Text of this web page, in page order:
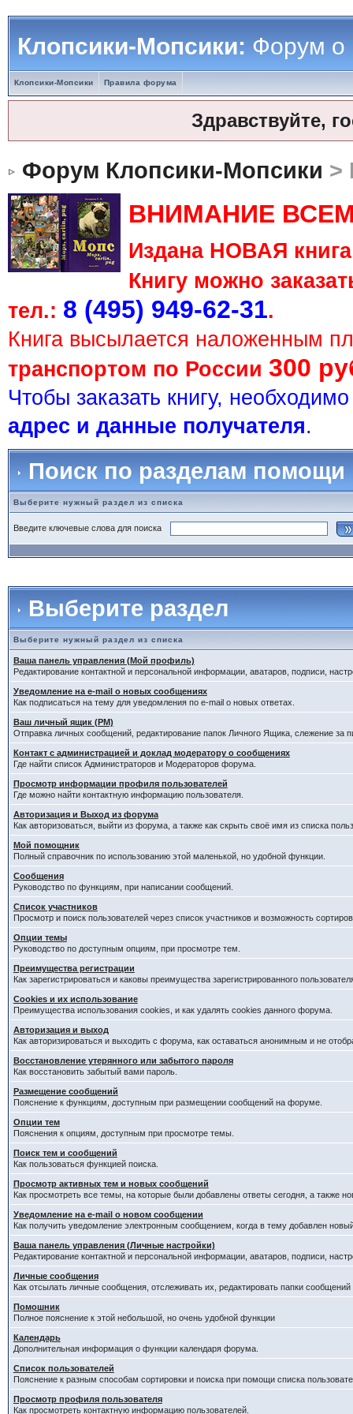
Клопсики-Мопсики:Форум о
Клопсики-Мопсики Правила форума
Здравствуйте,
Форум Клопсики-Мопсики >
ВНИМАНИЕ
Издана НОВАЯ
Книгу можно
тел.: 8 (495) 949-62-31.
Книга высылается наложенным
транспортом по России 300
Чтобы заказать книгу,
адрес и данные получателя.
Поиск по разделам помощи
Выберите нужный раздел из списка
Введите ключевые слова для поиска
Выберите раздел
Выберите нужный раздел из списка
Ваша панель управления (Мой профиль)
Редактирование контактной и персональной информации, аватаров, подписи,
Уведомление на e-mail о новых сообщениях
Как подписаться на тему для уведомления по e-mail о новых ответах.
Ваш личный ящик (PM)
Отправка личных сообщений, редактирование папок Личного Ящика, слежение за
Контакт с администрацией и доклад модератору о сообщениях
Где найти список Администраторов и Модераторов форума.
Просмотр информации профиля пользователей
Где можно найти контактную информацию пользователя.
Авторизация и Выход из форума
Как авторизоваться, выйти из форума, а также как скрыть своё имя из списка
Мой помощник
Полный справочник по использованию этой маленькой, но удобной функции.
Сообщения
Руководство по функциям, при написании сообщений.
Список участников
Просмотр и поиск пользователей через список участников и возможность
Опции темы
Руководство по доступным опциям, при просмотре тем.
Преимущества регистрации
Как зарегистрироваться и каковы преимущества зарегистрированного
Cookies и их использование
Преимущества использования cookies, и как удалять cookies данного форума.
Авторизация и выход
Как авторизироваться и выходить с форума, как оставаться анонимным и не
Восстановление утерянного или забытого пароля
Как восстановить забытый вами пароль.
Размещение сообщений
Пояснение к функциям, доступным при размещении сообщений на форуме.
Опции тем
Пояснения к опциям, доступным при просмотре темы.
Поиск тем и сообщений
Как пользоваться функцией поиска.
Просмотр активных тем и новых сообщений
Как просмотреть все темы, на которые были добавлены ответы сегодня, а также
Уведомление на е-mail о новом сообщении
Как получить уведомление электронным сообщением, когда в тему добавлен
Ваша панель управления (Личные настройки)
Редактирование контактной и персональной информации, аватаров, подписи,
Личные сообщения
Как отсылать личные сообщения, отслеживать их, редактировать папки
Помошник
Полное пояснение к этой небольшой, но очень удобной функции
Календарь
Дополнительная информация о функции календаря форума.
Список пользователей
Пояснение к разным способам сортировки и поиска при помощи списка
Просмотр профиля пользователя
Как просмотреть контактную информацию пользователей.